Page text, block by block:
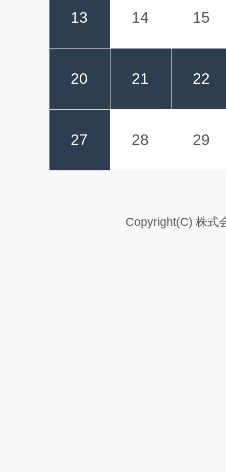
13 14 15
20 21 22
27 28 29
Copyright(C) 株式